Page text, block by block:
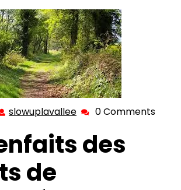
slowuplavallee slowuplavallee
0 Comments
des
de